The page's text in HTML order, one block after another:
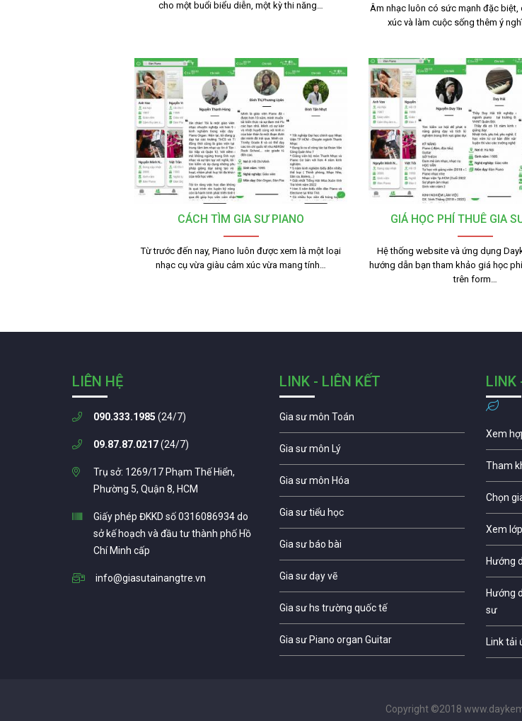
cho một buổi biểu diễn, một kỳ thi năng…
Âm nhạc luôn có sức mạnh đặc biệt,
xúc và làm cuộc sống thêm ý
CÁCH TÌM GIA SƯ PIANO
Từ trước đến nay, Piano luôn được xem là một loại
nhạc cụ vừa giàu cảm xúc vừa mang tính…
GIÁ HỌC PHÍ THUÊ GIA
Hệ thống website và ứng dụng
hướng dẫn bạn tham khảo giá học
trên form…
LIÊN HỆ
090.333.1985 (24/7)
09.87.87.0217(24/7)
Trụ sở: 1269/17 Phạm Thế Hiển,
Phường 5, Quận 8, HCM
Giấy phép ĐKKD số 0316086934 do
sở kế hoạch và đầu tư thành phố Hồ
Chí Minh cấp
info@giasutainangtre.vn
LINK - LIÊN KẾT
Gia sư môn Toán
Gia sư môn Lý
Gia sư môn Hóa
Gia sư tiểu học
Gia sư báo bài
Gia sư dạy vẽ
Gia sư hs trường quốc tế
Gia sư Piano organ Guitar
LINK
Xem
Tham
Chọn
Xem
Hướng
Hướng
sư
Link tải
Copyright ©2018